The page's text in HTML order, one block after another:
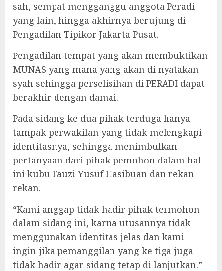
sah, sempat mengganggu anggota Peradi
yang lain, hingga akhirnya berujung di
Pengadilan Tipikor Jakarta Pusat.
Pengadilan tempat yang akan membuktikan
MUNAS yang mana yang akan di nyatakan
syah sehingga perselisihan di PERADI dapat
berakhir dengan damai.
Pada sidang ke dua pihak terduga hanya
tampak perwakilan yang tidak melengkapi
identitasnya, sehingga menimbulkan
pertanyaan dari pihak pemohon dalam hal
ini kubu Fauzi Yusuf Hasibuan dan rekan-
rekan.
“Kami anggap tidak hadir pihak termohon
dalam sidang ini, karna utusannya tidak
menggunakan identitas jelas dan kami
ingin jika pemanggilan yang ke tiga juga
tidak hadir agar sidang tetap di lanjutkan.”